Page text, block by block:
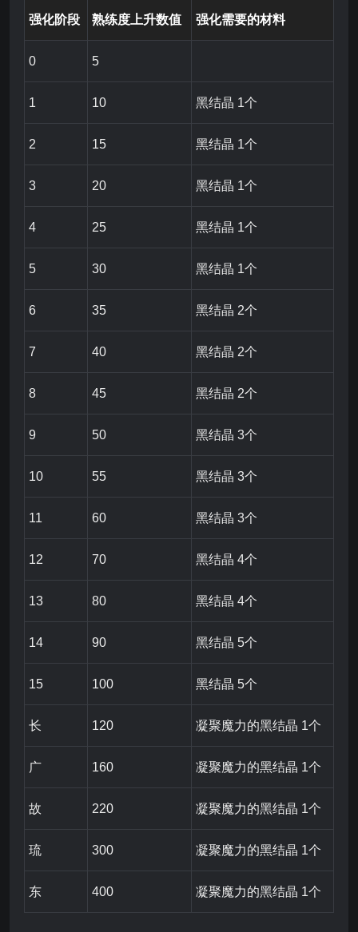
强化阶段 熟练度上升数值 强化需要的材料
0 5
1 10 黑结晶 1个
2 15 黑结晶 1个
3 20 黑结晶 1个
4 25 黑结晶 1个
5 30 黑结晶 1个
6 35 黑结晶 2个
7 40 黑结晶 2个
8 45 黑结晶 2个
9 50 黑结晶 3个
10 55 黑结晶 3个
11 60 黑结晶 3个
12 70 黑结晶 4个
13 80 黑结晶 4个
14 90 黑结晶 5个
15 100 黑结晶 5个
长 120 凝聚魔力的黑结晶 1个
广 160 凝聚魔力的黑结晶 1个
故 220 凝聚魔力的黑结晶 1个
琉 300 凝聚魔力的黑结晶 1个
东 400 凝聚魔力的黑结晶 1个